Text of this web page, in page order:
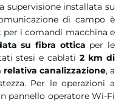
supervisione installata su
di campo è
per i comandi macchina e
su fibra ottica per le
stesi e cablati2 km di
relativa canalizzazione, a
Per le operazioni a
pannello operatore Wi-Fi